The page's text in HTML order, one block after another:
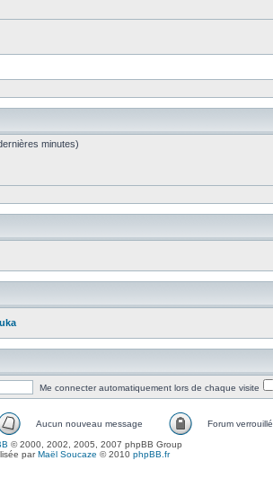
minutes)
Me connecter automatiquement lors de chaque visite
Aucun nouveau message Forum verrouillé
© 2000, 2002, 2005, 2007 phpBB Group
parMaël Soucaze © 2010 phpBB.fr